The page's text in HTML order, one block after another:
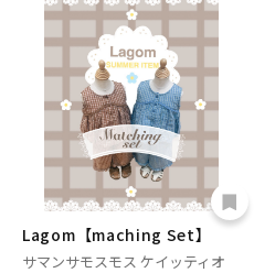
Lagom【maching Set】
サマンサモスモス ケイッティオ